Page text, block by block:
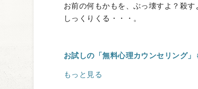
お前の何もかもを、ぶっ壊すよ？殺
しっくりくる・・・。
お試しの「無料心理カウンセリング」
もっと見る